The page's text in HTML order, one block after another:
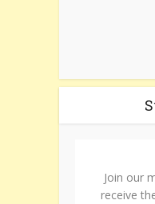
Join our
receive